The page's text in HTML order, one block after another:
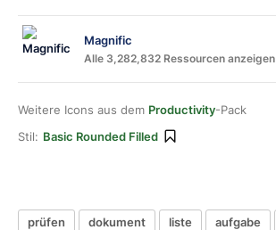
Magnific
Alle 3,282,832 Ressourcen anzeigen
Weitere Icons aus dem Productivity-Pack
Stil: Basic Rounded Filled
prüfen dokument liste aufgabe